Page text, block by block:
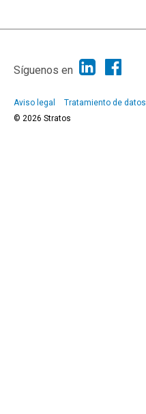
|
Síguenos en
Aviso legal Tratamiento de datos
© 2026 Stratos